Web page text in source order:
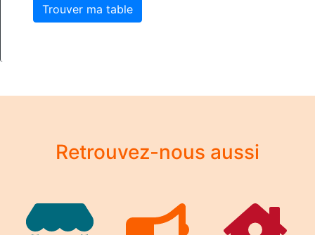
Trouver ma table
Retrouvez-nous aussi